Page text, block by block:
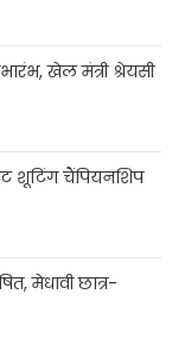
खेल मंत्री श्रेयसी
शूटिंग चैंपियनशिप
मेधावी छात्र-